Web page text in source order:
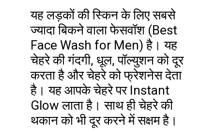
यह लड़कों की स्किन के लिए सबसे
ज्यादा बिकने वाला फेसवॉश (Best
Face Wash for Men) है। यह
चेहरे की गंदगी, धूल, पॉल्युशन को दूर
करता है और चेहरे को फ्रेशनेस देता
है। यह आपके चेहरे पर Instant
Glow लाता है। साथ ही चेहरे की
थकान को भी दूर करने में सक्षम है।